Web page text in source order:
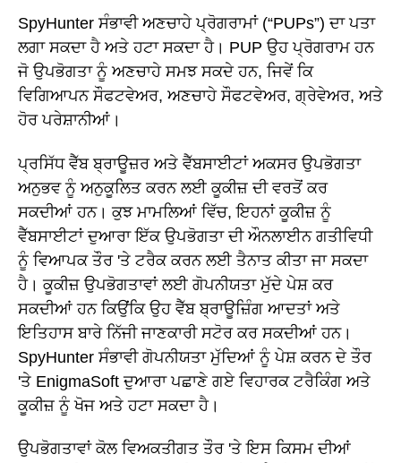
SpyHunter ਸੰਭਾਵੀ ਅਣਚਾਹੇ ਪ੍ਰੋਗਰਾਮਾਂ (“PUPs”) ਦਾ ਪਤਾ
ਲਗਾ ਸਕਦਾ ਹੈ ਅਤੇ ਹਟਾ ਸਕਦਾ ਹੈ। PUP ਉਹ ਪ੍ਰੋਗਰਾਮ ਹਨ
ਜੋ ਉਪਭੋਗਤਾ ਨੂੰ ਅਣਚਾਹੇ ਸਮਝ ਸਕਦੇ ਹਨ, ਜਿਵੇਂ ਕਿ
ਵਿਗਿਆਪਨ ਸੌਫਟਵੇਅਰ, ਅਣਚਾਹੇ ਸੌਫਟਵੇਅਰ, ਗ੍ਰੇਵੇਅਰ, ਅਤੇ
ਹੋਰ ਪਰੇਸ਼ਾਨੀਆਂ।
ਪ੍ਰਸਿੱਧ ਵੈੱਬ ਬ੍ਰਾਊਜ਼ਰ ਅਤੇ ਵੈੱਬਸਾਈਟਾਂ ਅਕਸਰ ਉਪਭੋਗਤਾ
ਅਨੁਭਵ ਨੂੰ ਅਨੁਕੂਲਿਤ ਕਰਨ ਲਈ ਕੂਕੀਜ਼ ਦੀ ਵਰਤੋਂ ਕਰ
ਸਕਦੀਆਂ ਹਨ। ਕੁਝ ਮਾਮਲਿਆਂ ਵਿੱਚ, ਇਹਨਾਂ ਕੂਕੀਜ਼ ਨੂੰ
ਵੈੱਬਸਾਈਟਾਂ ਦੁਆਰਾ ਇੱਕ ਉਪਭੋਗਤਾ ਦੀ ਔਨਲਾਈਨ ਗਤੀਵਿਧੀ
ਨੂੰ ਵਿਆਪਕ ਤੌਰ 'ਤੇ ਟਰੈਕ ਕਰਨ ਲਈ ਤੈਨਾਤ ਕੀਤਾ ਜਾ ਸਕਦਾ
ਹੈ। ਕੂਕੀਜ਼ ਉਪਭੋਗਤਾਵਾਂ ਲਈ ਗੋਪਨੀਯਤਾ ਮੁੱਦੇ ਪੇਸ਼ ਕਰ
ਸਕਦੀਆਂ ਹਨ ਕਿਉਂਕਿ ਉਹ ਵੈੱਬ ਬ੍ਰਾਊਜ਼ਿੰਗ ਆਦਤਾਂ ਅਤੇ
ਇਤਿਹਾਸ ਬਾਰੇ ਨਿੱਜੀ ਜਾਣਕਾਰੀ ਸਟੋਰ ਕਰ ਸਕਦੀਆਂ ਹਨ।
SpyHunter ਸੰਭਾਵੀ ਗੋਪਨੀਯਤਾ ਮੁੱਦਿਆਂ ਨੂੰ ਪੇਸ਼ ਕਰਨ ਦੇ ਤੌਰ
'ਤੇ EnigmaSoft ਦੁਆਰਾ ਪਛਾਣੇ ਗਏ ਵਿਹਾਰਕ ਟਰੈਕਿੰਗ ਅਤੇ
ਕੂਕੀਜ਼ ਨੂੰ ਖੋਜ ਅਤੇ ਹਟਾ ਸਕਦਾ ਹੈ।
ਉਪਭੋਗਤਾਵਾਂ ਕੋਲ ਵਿਅਕਤੀਗਤ ਤੌਰ 'ਤੇ ਇਸ ਕਿਸਮ ਦੀਆਂ